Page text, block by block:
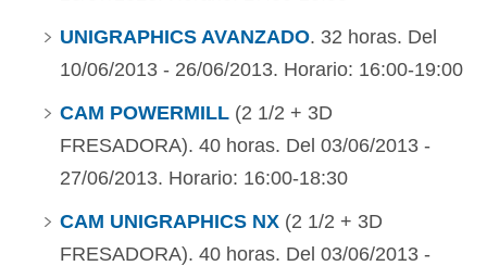
UNIGRAPHICS AVANZADO. 32 horas. Del
10/06/2013 - 26/06/2013. Horario: 16:00-19:00
CAM POWERMILL (2 1/2 + 3D
FRESADORA). 40 horas. Del 03/06/2013 -
27/06/2013. Horario: 16:00-18:30
CAM UNIGRAPHICS NX (2 1/2 + 3D
FRESADORA). 40 horas. Del 03/06/2013 -